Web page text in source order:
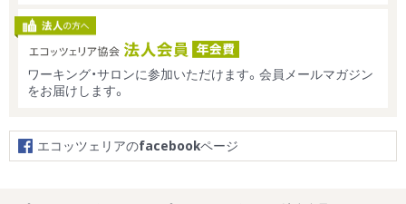
ワーキング・サロンに参加いただけます。会員メールマガジン
をお届けします。
エコッツェリアのfacebookページ